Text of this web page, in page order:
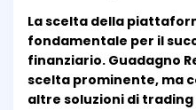
La scelta della
fondamentale per il
finanziario. Guadagno
scelta prominente, ma
altre soluzioni di trading